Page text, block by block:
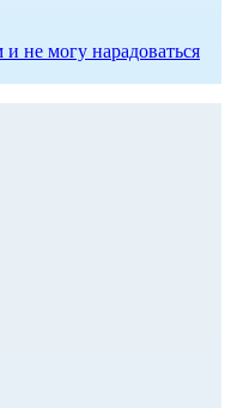
не могу нарадоваться